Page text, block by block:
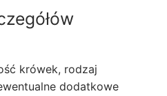
krówek, rodzaj
dodatkowe